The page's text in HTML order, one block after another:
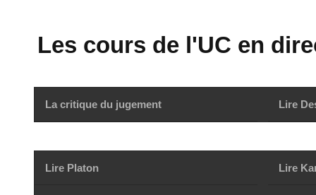
Les cours de l'UC en
La critique du jugement Lire
Lire Platon Lire